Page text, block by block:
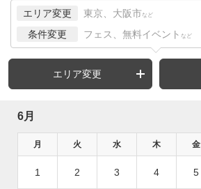
エリア変更 東京、大阪市 など
条件変更 フェス、無料イベント など
エリア変更
6月
月 火 水 木 金
1 2 3 4 5